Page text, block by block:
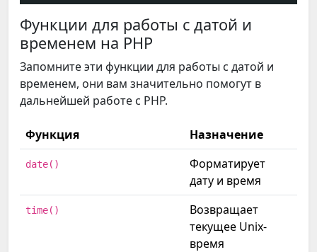
Функции для работы с датой и
временем на PHP
Запомните эти функции для работы с датой и
временем, они вам значительно помогут в
дальнейшей работе с PHP.
Функция Назначение
date()
Форматирует
дату и время
time()
Возвращает
текущее Unix-
время